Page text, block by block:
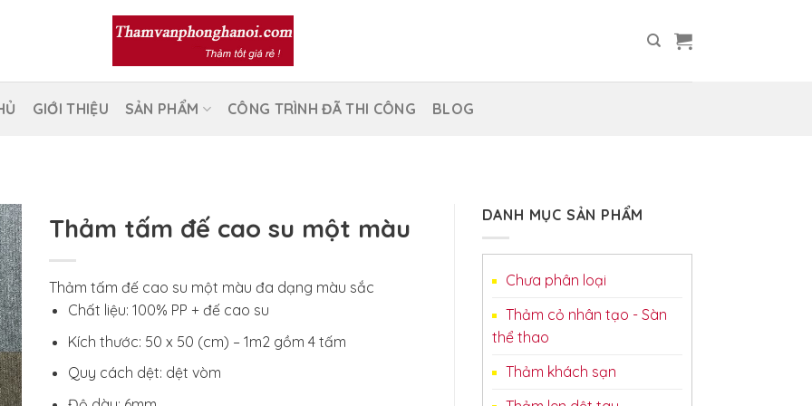
GIỚI THIỆU SẢN PHẨM CÔNG TRÌNH ĐÃ THI CÔNG BLOG
Thảm tấm đế cao su một màu
Thảm tấm đế cao su một màu đa dạng màu sắc
Chất liệu: 100% PP + đế cao su
Kích thước: 50 x 50 (cm) – 1m2 gồm 4 tấm
Quy cách dệt: dệt vòm
DANH MỤC SẢN PHẨM
Chưa phân loại
Thảm cỏ nhân tạo - Sàn
thể thao
Thảm khách sạn